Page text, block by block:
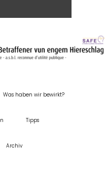
Was haben wir bewirkt?
Tipps
Archiv